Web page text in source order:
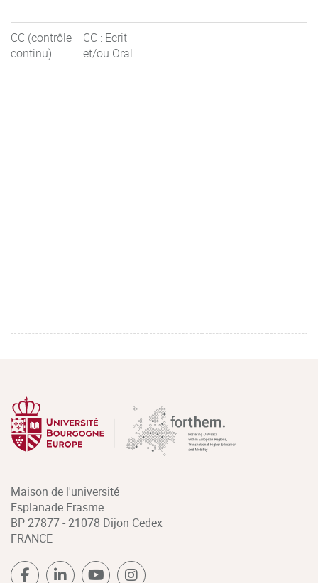
CC (contrôle
continu)
CC : Ecrit
et/ou Oral
Maison de l'université
Esplanade Erasme
BP 27877 - 21078 Dijon Cedex
FRANCE